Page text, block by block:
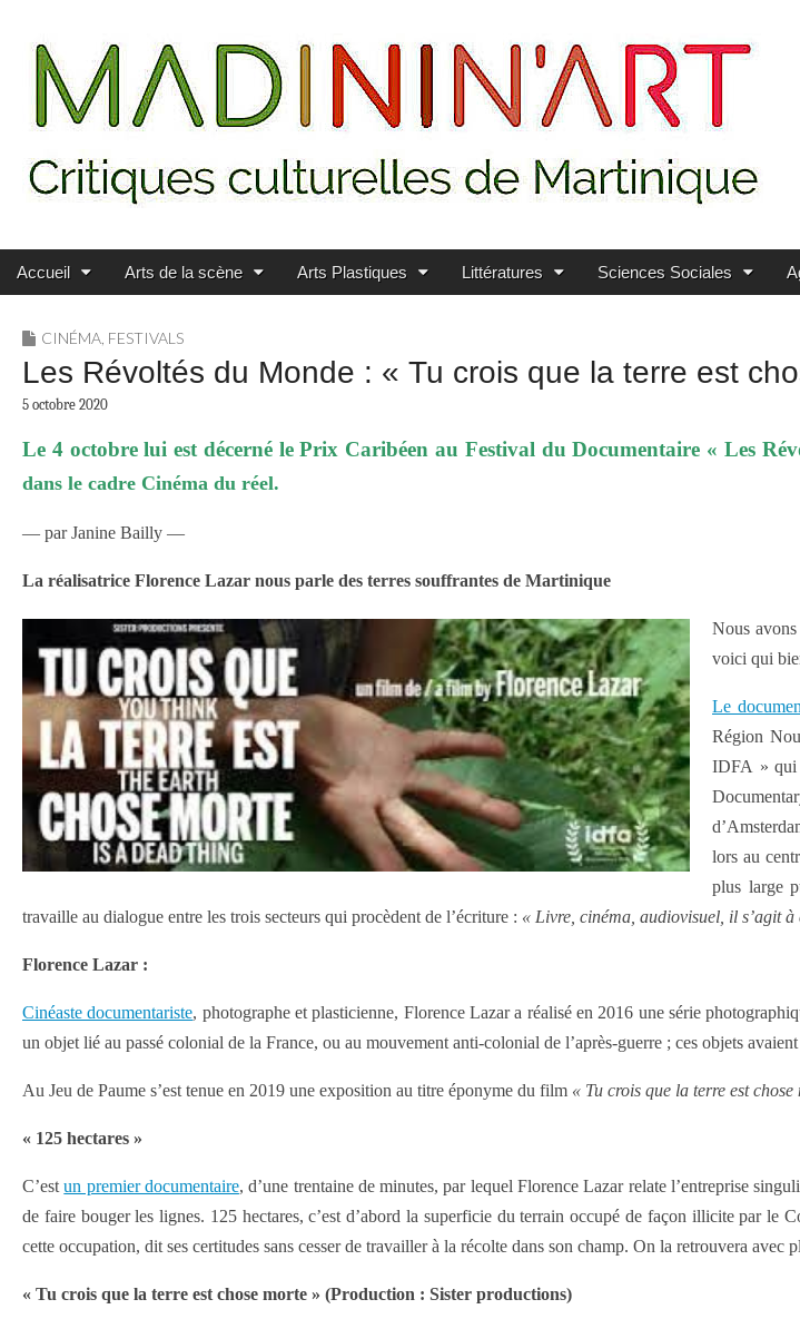
MADININ'ART
Main menu
Skip to content
Accueil Arts de la scène Arts Plastiques Littératures Sciences Sociales
CINÉMA FESTIVALS
Les Révoltés du Monde : « Tu crois que la terre est
5 octobre 2020
Le 4 octobre lui est décerné le Prix Caribéen au Festival du Documentaire « Les
dans le cadre Cinéma du réel.
— par Janine Bailly —
La réalisatrice Florence Lazar nous parle des terres souffrantes de Martinique
Nous
voici qui
Le
Région
IDFA » qui
lors au
plus large
travaille au dialogue entre les trois secteurs qui procèdent de l’écriture : « Livre, cinéma, audiovisuel, il s’agit
Florence Lazar :
Cinéaste documentariste, photographe et plasticienne, Florence Lazar a réalisé en 2016 une série
un objet lié au passé colonial de la France, ou au mouvement anti-colonial de l’après-guerre ; ces objets
Au Jeu de Paume s’est tenue en 2019 une exposition au titre éponyme du film « Tu crois que la terre est chose
« 125 hectares »
C’estun premier documentaire, d’une trentaine de minutes, par lequel Florence Lazar relate l’entreprise
de faire bouger les lignes. 125 hectares, c’est d’abord la superficie du terrain occupé de façon illicite par
cette occupation, dit ses certitudes sans cesser de travailler à la récolte dans son champ. On la retrouvera avec
« Tu crois que la terre est chose morte » (Production : Sister productions)